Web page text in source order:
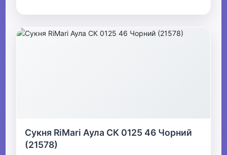
Сукня RiMari Аула СК 0125 46 Чорний
(21578)